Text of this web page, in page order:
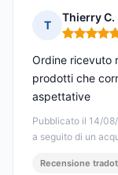
T
Thierry C.
Nota: 5 su
Pubblicato il 14/
a seguito di un
Ordine ricevuto
prodotti che
aspettative
Recensione